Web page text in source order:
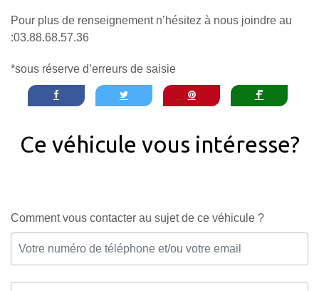
Pour plus de renseignement n’hésitez à nous joindre au
:03.88.68.57.36
*sous réserve d’erreurs de saisie
Ce véhicule vous intéresse?
Comment vous contacter au sujet de ce véhicule ?